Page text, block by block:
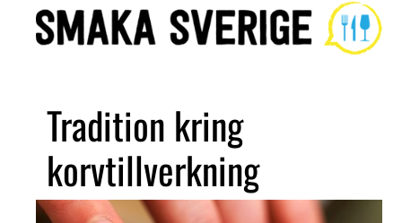
Tradition kring
korvtillverkning